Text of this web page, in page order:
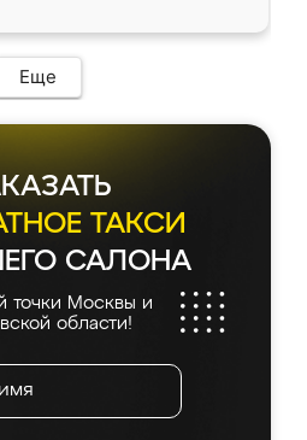
Еще
ТАКСИ
САЛОНА
точки Москвы и
области!